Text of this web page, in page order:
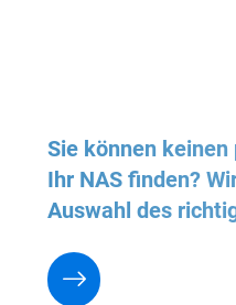
Sie können
Ihr NAS finden?
Auswahl des